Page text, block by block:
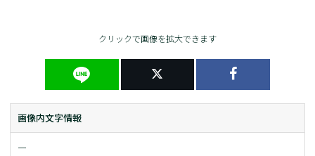
クリックで画像を拡大できます
画像内文字情報
ー